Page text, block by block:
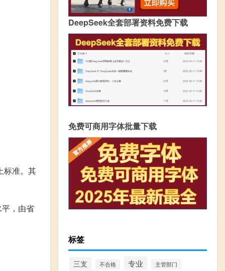
标准。其
，由省
DeepSeek全套部署资料免费下载
免费可商用字体批量下载
标签
三支 不合格 专业 主管部门